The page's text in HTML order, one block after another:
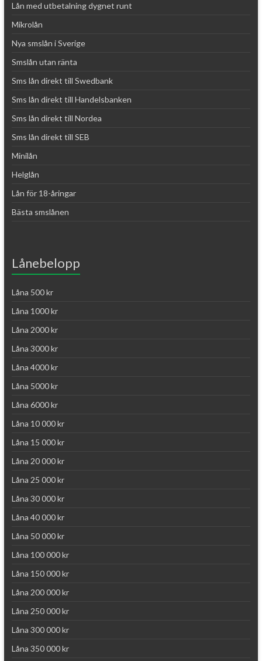
Lån med utbetalning dygnet runt
Mikrolån
Nya smslån i Sverige
Smslån utan ränta
Sms lån direkt till Swedbank
Sms lån direkt till Handelsbanken
Sms lån direkt till Nordea
Sms lån direkt till SEB
Minilån
Helglån
Lån för 18-åringar
Bästa smslånen
Lånebelopp
Låna 500 kr
Låna 1000 kr
Låna 2000 kr
Låna 3000 kr
Låna 4000 kr
Låna 5000 kr
Låna 6000 kr
Låna 10 000 kr
Låna 15 000 kr
Låna 20 000 kr
Låna 25 000 kr
Låna 30 000 kr
Låna 40 000 kr
Låna 50 000 kr
Låna 100 000 kr
Låna 150 000 kr
Låna 200 000 kr
Låna 250 000 kr
Låna 300 000 kr
Låna 350 000 kr